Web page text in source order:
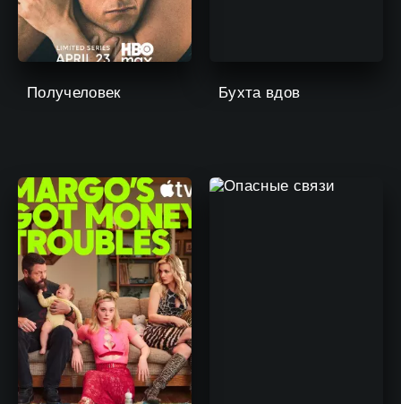
Получеловек Бухта вдов